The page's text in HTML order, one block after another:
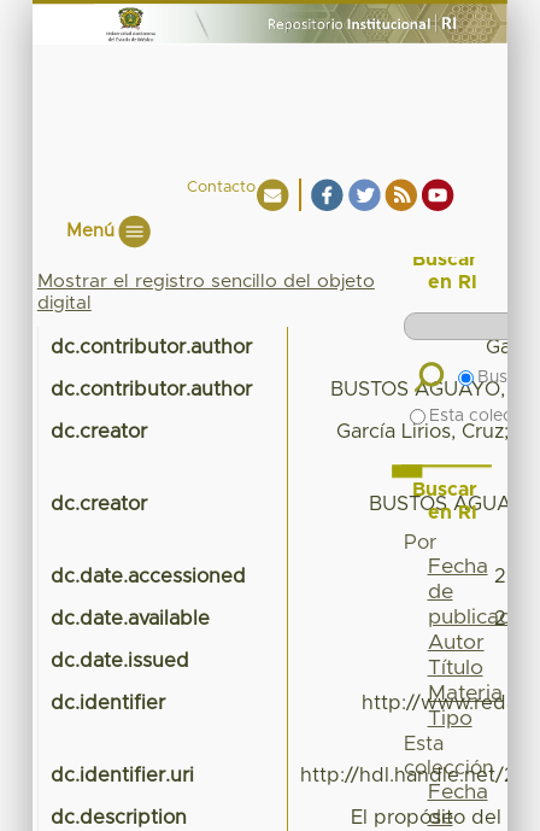
Contacto
Menú
Mostrar el registro sencillo del objeto
digital
dc.contributor.author
dc.contributor.author BUSTOS AGUAYO,
dc.creator García Lirios,
dc.creator BUSTOS
dc.date.accessioned
dc.date.available
dc.date.issued
dc.identifier
http://
dc.identifier.uri http://hdl.handle.net/
dc.description
El propósito del
Buscar
en RI
Buscar
Esta
Buscar
en RI
Por
Fecha
de
publicación
Autor
Título
Materia
Tipo
Esta
colección
Fecha
de